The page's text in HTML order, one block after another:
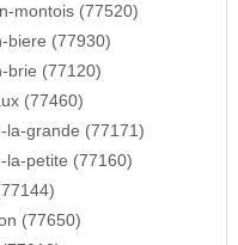
montois (77520)
biere (77930)
brie (77120)
(77460)
la-grande (77171)
la-petite (77160)
(77650)